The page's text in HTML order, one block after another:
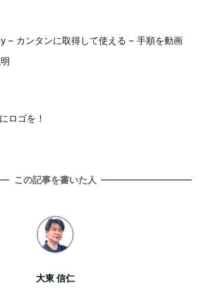
– カンタンに取得して使える – 手順を動画
ロゴを！
この記事を書いた人
大東 信仁